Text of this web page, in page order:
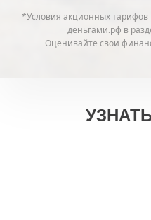
*Условия акционных
деньгами.рф в
Оценивайте свои